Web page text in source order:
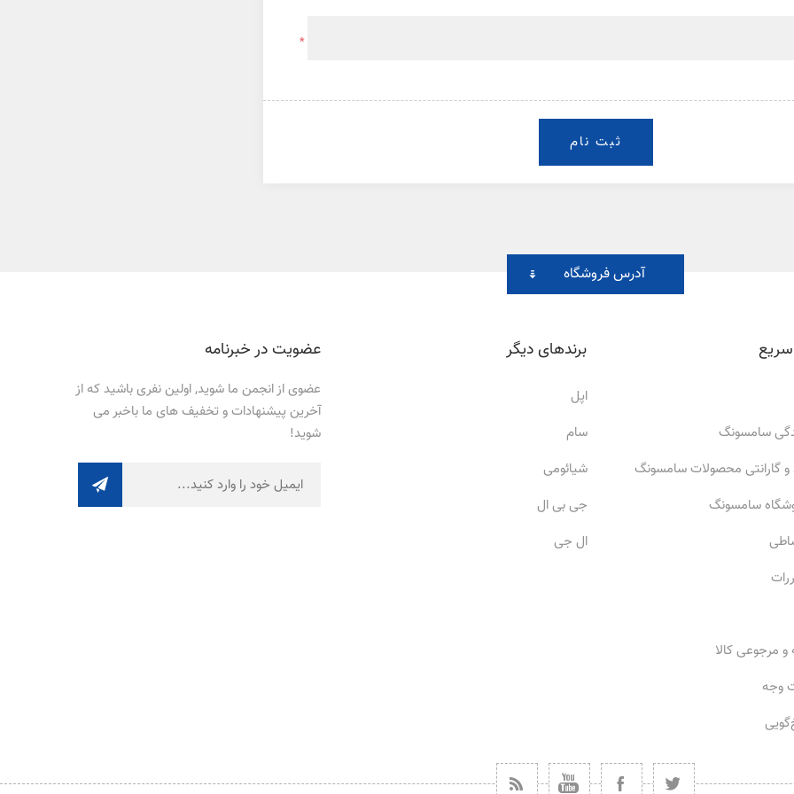
*
آدرس فروشگاه
سامسونگ
و گارانتی محصولات سامسونگ
سامسونگ
و مرجوعی کالا
وجه
برندهای دیگر
اپل
سام
شیائومی
جی بی ال
ال جی
عضویت در خبرنامه
عضوی از انجمن ما شوید, اولین نفری باشید که از
آخرین پیشنهادات و تخفیف های ما باخبر می
شوید!